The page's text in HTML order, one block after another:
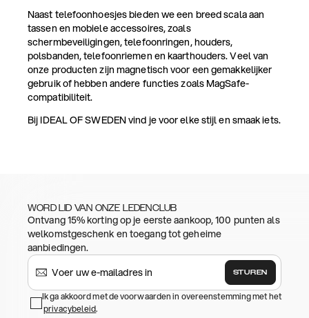
Naast telefoonhoesjes bieden we een breed scala aan
tassen en mobiele accessoires, zoals
schermbeveiligingen, telefoonringen, houders,
polsbanden, telefoonriemen en kaarthouders. Veel van
onze producten zijn magnetisch voor een gemakkelijker
gebruik of hebben andere functies zoals MagSafe-
compatibiliteit.
Bij IDEAL OF SWEDEN vind je voor elke stijl en smaak iets.
WORD LID VAN ONZE LEDENCLUB
Ontvang 15% korting op je eerste aankoop, 100 punten als
welkomstgeschenk en toegang tot geheime
aanbiedingen.
STUREN
Ik ga akkoord met de voorwaarden in overeenstemming met het
privacybeleid.